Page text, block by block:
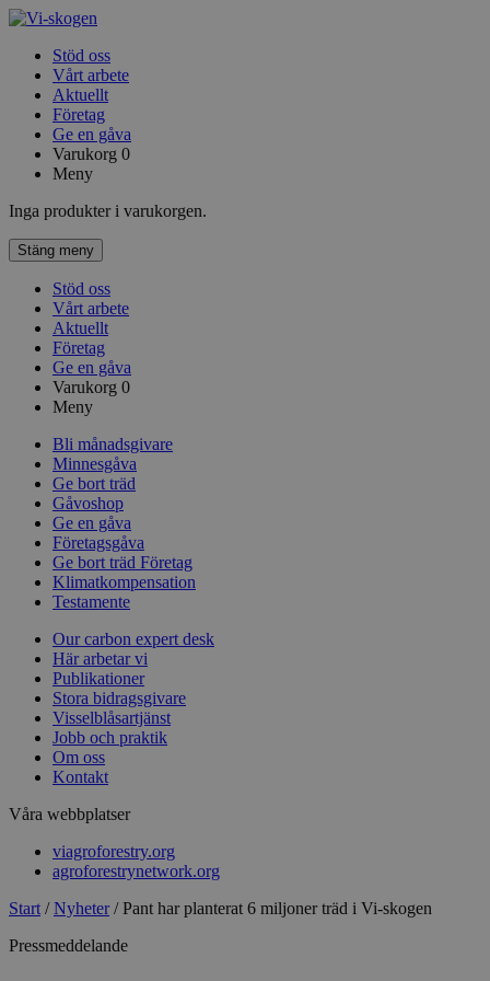
Stöd oss
Vårt arbete
Aktuellt
Företag
Ge en gåva
Varukorg 0
Meny
Inga produkter i varukorgen.
Stäng meny
Stöd oss
Vårt arbete
Aktuellt
Företag
Ge en gåva
Varukorg 0
Meny
Bli månadsgivare
Minnesgåva
Ge bort träd
Gåvoshop
Ge en gåva
Företagsgåva
Ge bort träd Företag
Klimatkompensation
Testamente
Our carbon expert desk
Här arbetar vi
Publikationer
Stora bidragsgivare
Visselblåsartjänst
Jobb och praktik
Om oss
Kontakt
Våra webbplatser
viagroforestry.org
agroforestrynetwork.org
Start /Nyheter/Pant har planterat 6 miljoner träd i Vi-skogen
Pressmeddelande